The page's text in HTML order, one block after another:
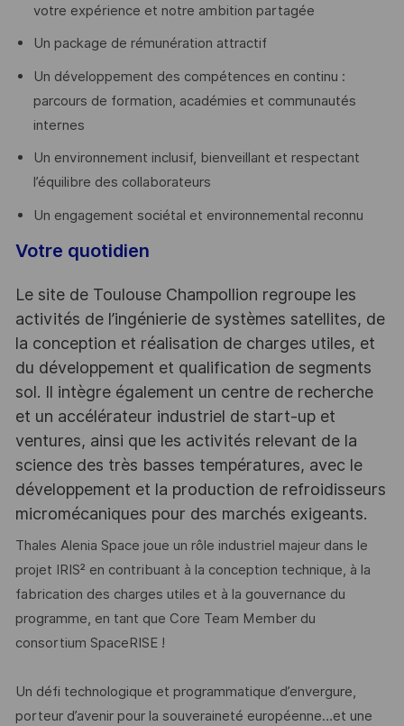
votre expérience et notre ambition partagée
Un package de rémunération attractif
Un développement des compétences en continu :
parcours de formation, académies et communautés
internes
Un environnement inclusif, bienveillant et respectant
l’équilibre des collaborateurs
Un engagement sociétal et environnemental reconnu
Votre quotidien
Le site de Toulouse Champollion regroupe les
activités de l’ingénierie de systèmes satellites, de
la conception et réalisation de charges utiles, et
du développement et qualification de segments
sol. Il intègre également un centre de recherche
et un accélérateur industriel de start-up et
ventures, ainsi que les activités relevant de la
science des très basses températures, avec le
développement et la production de refroidisseurs
micromécaniques pour des marchés exigeants.
Thales Alenia Space joue un rôle industriel majeur dans le
projet IRIS² en contribuant à la conception technique, à la
fabrication des charges utiles et à la gouvernance du
programme, en tant que Core Team Member du
consortium SpaceRISE !
Un défi technologique et programmatique d’envergure,
porteur d’avenir pour la souveraineté européenne…et une